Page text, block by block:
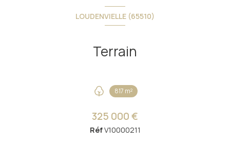
LOUDENVIELLE (65510)
Terrain
817 m²
325 000 €
RéfV10000211